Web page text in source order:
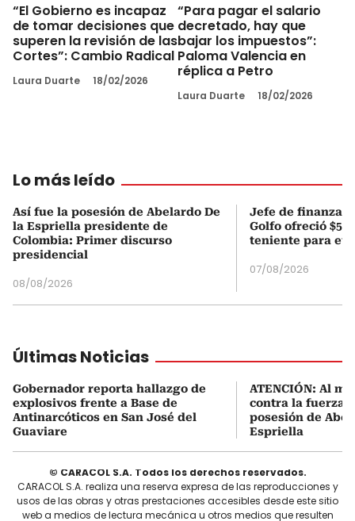
“El Gobierno es incapaz
de tomar decisiones que
superen la revisión de las
Cortes”: Cambio Radical
Laura Duarte 18/02/2026
“Para pagar el salario
decretado, hay que
bajar los impuestos”:
Paloma Valencia en
réplica a Petro
Laura Duarte 18/02/2026
Lo más leído
Así fue la posesión de Abelardo De
la Espriella presidente de
Colombia: Primer discurso
presidencial
08/08/2026
Jefe de finanzas
Golfo ofreció
teniente para
07/08/2026
Últimas Noticias
Gobernador reporta hallazgo de
explosivos frente a Base de
Antinarcóticos en San José del
Guaviare
ATENCIÓN: Al
contra la fuerza
posesión de
Espriella
© CARACOL S.A. Todos los derechos reservados.
CARACOL S.A. realiza una reserva expresa de las reproducciones y
usos de las obras y otras prestaciones accesibles desde este sitio
web a medios de lectura mecánica u otros medios que resulten